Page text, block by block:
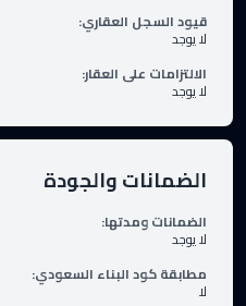
قيود السجل العقاري:
لا يوجد
الالتزامات على العقار:
لا يوجد
الضمانات والجودة
الضمانات ومدتها:
لا يوجد
مطابقة كود البناء السعودي:
لا